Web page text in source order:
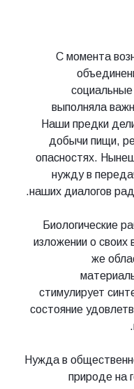
С момента
выполняла
Наши предки
добычи пищи,
опасностях.
нужду в
наших диалогов
Биологические
изложении о своих
же
стимулирует
состояние
Нужда в
природе на